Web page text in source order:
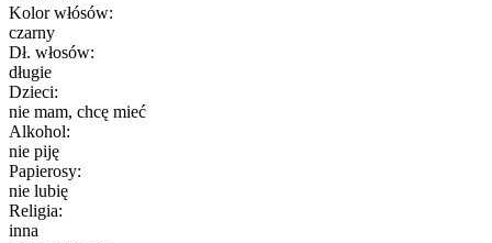
Kolor włósów:
czarny
Dł. włosów:
długie
Dzieci:
nie mam, chcę mieć
Alkohol:
nie piję
Papierosy:
nie lubię
Religia:
inna